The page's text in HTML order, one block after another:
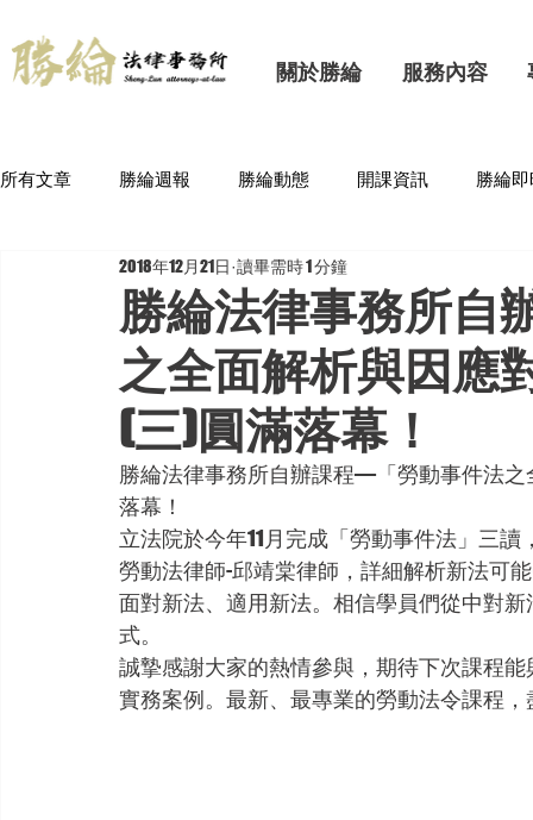
關於勝綸 服務內容
所有文章 勝綸週報 勝綸動態 開課資訊 勝綸
勝綸法律事務所自
之全面解析與因應
(三)圓滿落幕！
2018年12月21日 讀畢需時 1 分鐘
勝綸法律事務所自辦課程—「勞動事件法之
落幕！
立法院於今年11月完成「勞動事件法」三
勞動法律師-邱靖棠律師，詳細解析新法可
面對新法、適用新法。相信學員們從中對
式。
誠摯感謝大家的熱情參與，期待下次課程
實務案例。最新、最專業的勞動法令課程